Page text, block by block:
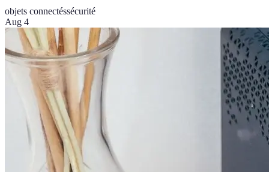
objets connectéssécurité
Aug 4